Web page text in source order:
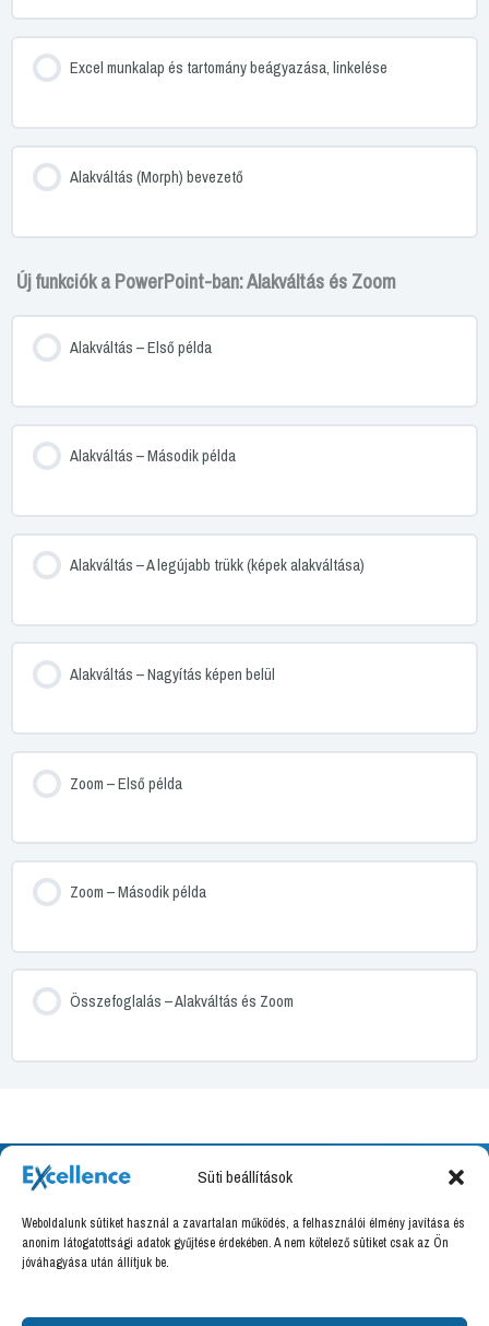
Süti beállítások
Weboldalunk sütiket használ a zavartalan működés, a felhasználói élmény javítása és
anonim látogatottsági adatok gyűjtése érdekében. A nem kötelező sütiket csak az Ön
jóváhagyása után állítjuk be.
Excel munkalap és tartomány beágyazása, linkelése
Alakváltás (Morph) bevezető
Új funkciók a PowerPoint-ban: Alakváltás és Zoom
Alakváltás – Első példa
Alakváltás – Második példa
Alakváltás – A legújabb trükk (képek alakváltása)
Alakváltás – Nagyítás képen belül
Zoom – Első példa
Zoom – Második példa
Összefoglalás – Alakváltás és Zoom
Excellence Training Kft.
8000 Székesfehérvár, Határ utca 16.